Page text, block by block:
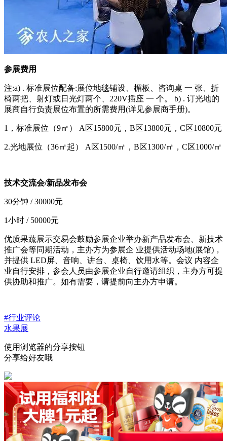
参展费用
注:a) . 标准展位配备:展位地毯铺设、楣板、咨询桌 一 张、折
椅两把、射灯或日光灯两个、220V插座 一 个。 b) . 订光地的
展商自行负责展位布置的所需费用(详见参展商手册)。
1， 标准展位（9㎡） A区15800元 ， B区13800元 ， C区10800元
2.光地展位（36㎡起） A区1500/㎡ ， B区1300/㎡ ， C区1000/㎡
技术交流会/新品发布会
30分钟 / 30000元
1小时 / 50000元
优质果蔬展示交易会鼓励参展企业举办新产品发布会、新技术
推广会等同期活动，主办方为参展企 业提供活动场地(展馆)，
并提供 LED屏、音响、讲台、桌椅、饮用水等。会议 内容企
业自行安排，参会人员由参展企业自行邀请组织，主办方可提
供协助和推广。如有需要，请提前向主办方申请。
#行业评论
水果展
使用浏览器的分享按钮
分享给好友哦